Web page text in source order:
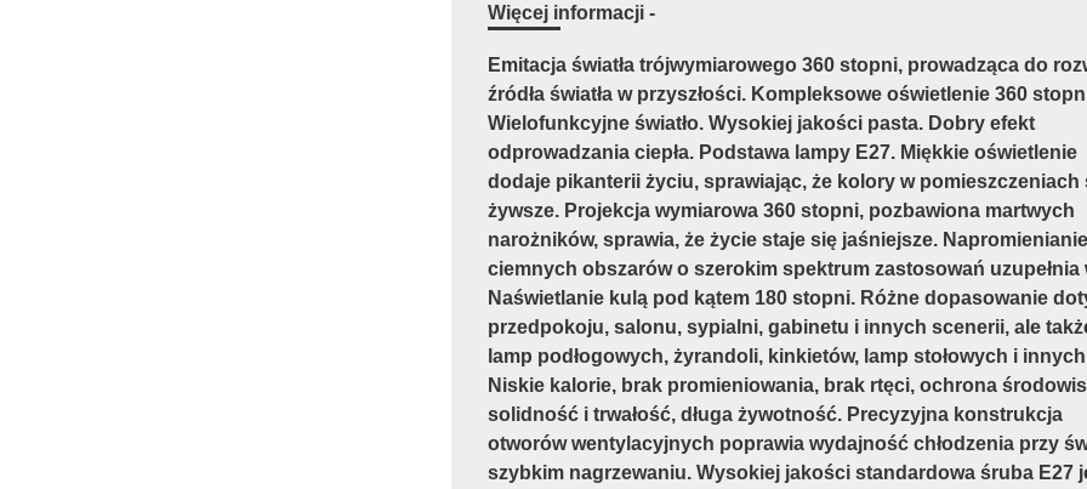
Więcej informacji -
Emitacja światła trójwymiarowego 360 stopni, prowadząca do
źródła światła w przyszłości. Kompleksowe oświetlenie 360
Wielofunkcyjne światło. Wysokiej jakości pasta. Dobry efekt
odprowadzania ciepła. Podstawa lampy E27. Miękkie oświetlenie
dodaje pikanterii życiu, sprawiając, że kolory w pomieszczeniach
żywsze. Projekcja wymiarowa 360 stopni, pozbawiona martwych
narożników, sprawia, że życie staje się jaśniejsze.
ciemnych obszarów o szerokim spektrum zastosowań uzupełnia
Naświetlanie kulą pod kątem 180 stopni. Różne dopasowanie
przedpokoju, salonu, sypialni, gabinetu i innych scenerii, ale
lamp podłogowych, żyrandoli, kinkietów, lamp stołowych i
Niskie kalorie, brak promieniowania, brak rtęci, ochrona
solidność i trwałość, długa żywotność. Precyzyjna konstrukcja
otworów wentylacyjnych poprawia wydajność chłodzenia przy
szybkim nagrzewaniu. Wysokiej jakości standardowa śruba E27